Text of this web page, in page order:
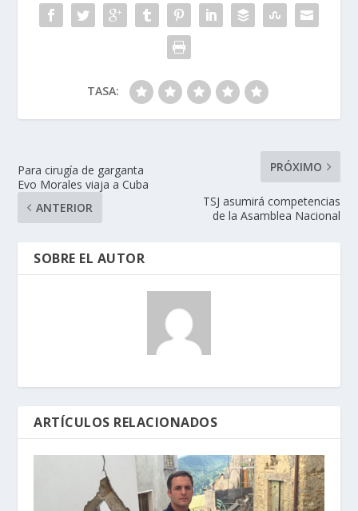
TASA:
Para cirugía de garganta
Evo Morales viaja a Cuba
ANTERIOR
PRÓXIMO
TSJ asumirá competencias
de la Asamblea Nacional
SOBRE EL AUTOR
ARTÍCULOS RELACIONADOS